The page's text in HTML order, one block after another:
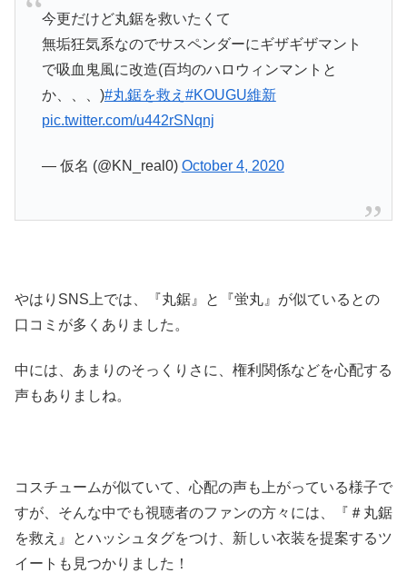
今更だけど丸鋸を救いたくて
無垢狂気系なのでサスペンダーにギザギザマント
で吸血鬼風に改造(百均のハロウィンマントと
か、、、)#丸鋸を救え #KOUGU維新
pic.twitter.com/u442rSNqnj
— 仮名 (@KN_real0) October 4, 2020
やはりSNS上では、『丸鋸』と『蛍丸』が似ているとの
口コミが多くありました。
中には、あまりのそっくりさに、権利関係などを心配する
声もありましね。
コスチュームが似ていて、心配の声も上がっている様子で
すが、そんな中でも視聴者のファンの方々には、『＃丸鋸
を救え』とハッシュタグをつけ、新しい衣装を提案するツ
イートも見つかりました！